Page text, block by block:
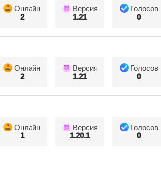
Онлайн
2
Версия
1.21
Голосов
0
Онлайн
2
Версия
1.21
Голосов
0
Онлайн
1
Версия
1.20.1
Голосов
0